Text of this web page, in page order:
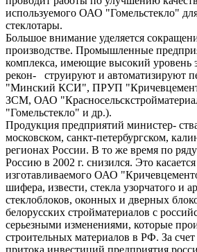
используемого ОАО "Гомельстекло"
стеклотары.
Большое внимание уделяется
производстве. Промышленные
комплекса, имеющие высокий уровень
рекон- струируют и автоматизируют
"Минский КСИ", ПРУП
ЗСМ, ОАО
"Гомельстекло" и др.).
Продукция предприятий министер-
московском, санкт-петербургском,
регионах России. В то же время по
Россию в 2002 г. снизился. Это
изготавливаемого ОАО
шифера, извести, стекла узорчатого и
стеклоблоков, оконных и дверных
белорусских стройматериалов с
серьезными изменениями, которые
строительных материалов в РФ. За счет
притока инвестиций предприятия